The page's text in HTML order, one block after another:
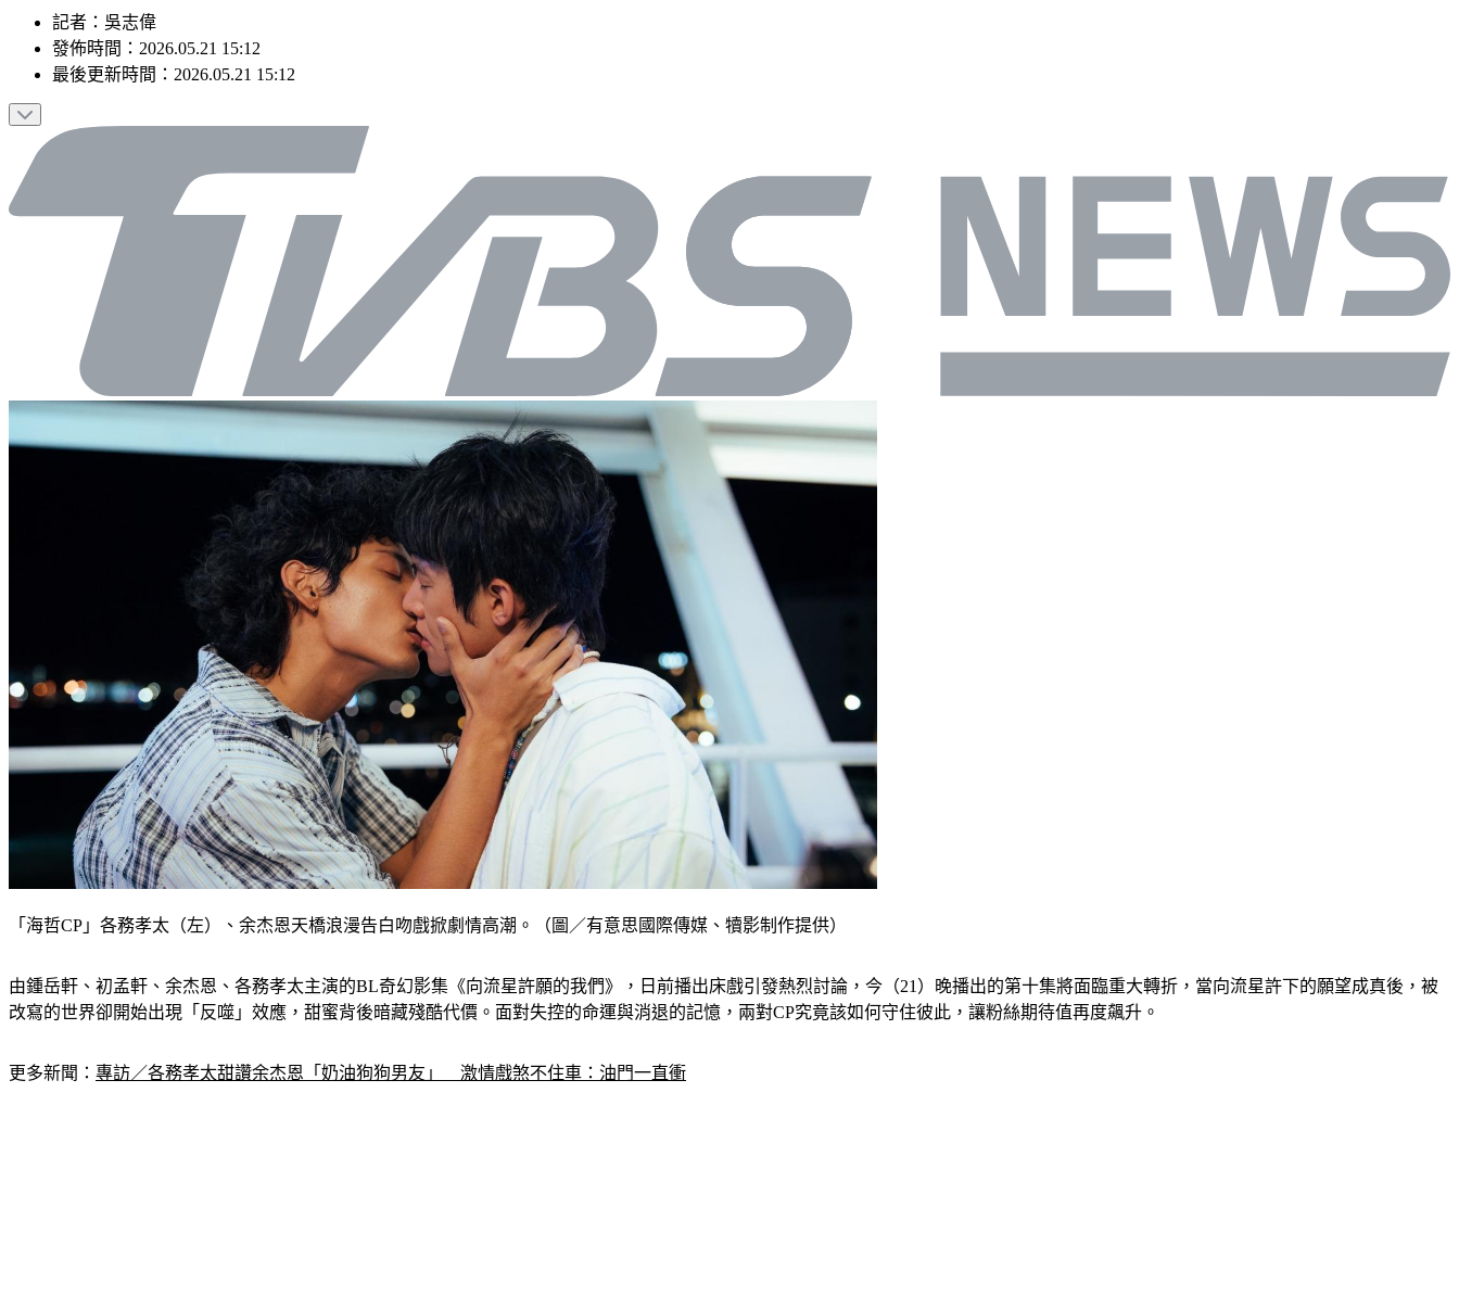
記者 ： 吳志偉
發佈時間： 2026.05.21 15:12
最後更新時間： 2026.05.21 15:12
「海哲CP」各務孝太（左）、余杰恩天橋浪漫告白吻戲掀劇情高潮。（圖／有意思國際傳媒、犢影制作提供）
由鍾岳軒、初孟軒、余杰恩、各務孝太主演的BL奇幻影集《向流星許願的我們》，日前播出床戲引發熱烈討論，今（21）晚播出的第十集將面臨重大轉折，當向流星許下的願望成真後，被
改寫的世界卻開始出現「反噬」效應，甜蜜背後暗藏殘酷代價。面對失控的命運與消退的記憶，兩對CP究竟該如何守住彼此，讓粉絲期待值再度飆升。
更多新聞： 專訪／各務孝太甜讚余杰恩「奶油狗狗男友」　激情戲煞不住車：油門一直衝